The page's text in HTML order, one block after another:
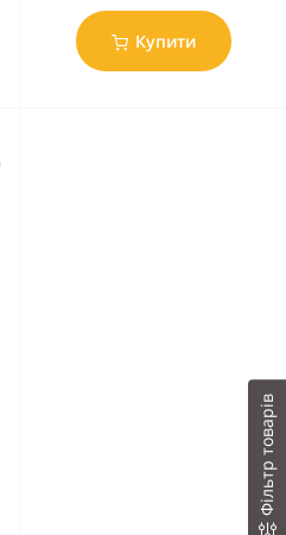
Фільтр товарів
Купити